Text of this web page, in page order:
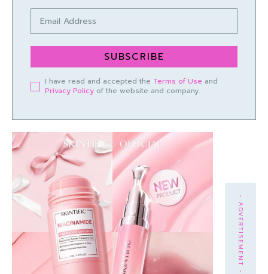
SUBSCRIBE
I have read and accepted the Terms of Use and
Privacy Policy of the website and company.
- ADVERTISEMENT -